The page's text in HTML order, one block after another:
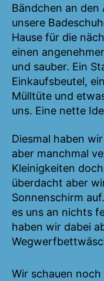
Bändchen an
unsere
Hause für die
einen
und sauber. Ein
Einkaufsbeutel,
Mülltüte und
uns. Eine nette
Diesmal haben
aber manchmal
Kleinigkeiten
überdacht aber
Sonnenschirm
es uns an nichts
haben wir dabei
Wir schauen noch